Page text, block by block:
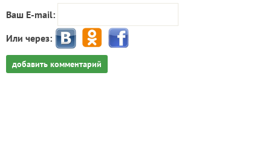
Ваш E-mail:
Или через:
добавить комментарий